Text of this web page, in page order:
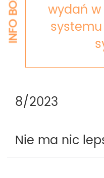
INFO BOX
wydań
8/2023
Nie ma nic
Pewnie!